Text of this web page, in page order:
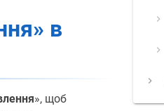
в
», щоб